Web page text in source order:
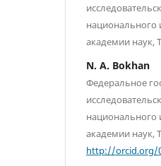
национального
академии наук,
N. A. Bokhan
Федеральное
национального
академии наук,
http://orcid.org/